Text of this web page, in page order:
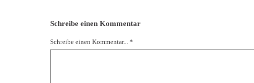
Schreibe einen Kommentar
Schreibe einen Kommentar... *